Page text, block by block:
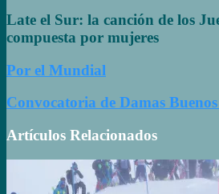
Late el Sur: la canción de los
compuesta por mujeres
Por el Mundial
Convocatoria de Damas
Artículos Relacionados